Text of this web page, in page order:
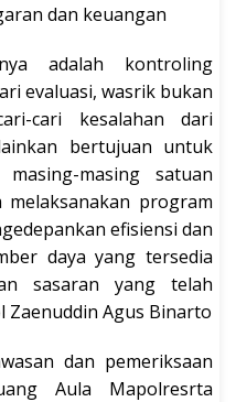
dan keuangan
adalah kontroling
evaluasi, wasrik bukan
cari kesalahan dari
bertujuan untuk
masing satuan
program
efisiensi dan
daya yang tersedia
sasaran yang telah
Zaenuddin Agus Binarto
dan pemeriksaan
Aula Mapolresrta